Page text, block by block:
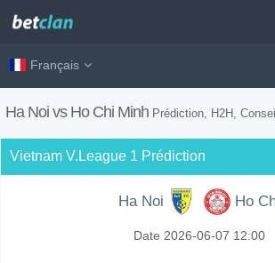
Français
Ha Noi vs Ho Chi Minh Prédiction, H2H, Conseils de Paris
Vietnam V.League 1 Prédiction
Ha Noi Ho
Date 2026-06-07 12:00